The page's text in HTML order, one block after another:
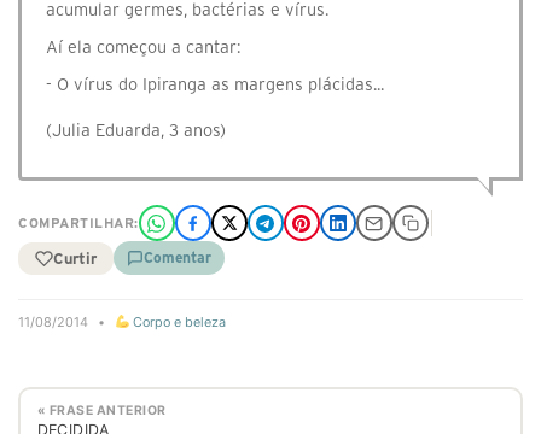
acumular germes, bactérias e vírus.
Aí ela começou a cantar:
- O vírus do Ipiranga as margens plácidas...
(Julia Eduarda, 3 anos)
COMPARTILHAR:
Curtir Comentar
11/08/2014 • Corpo e beleza
« FRASE ANTERIOR
DECIDIDA